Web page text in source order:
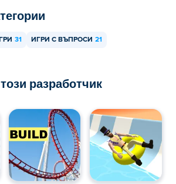
31 ИГРИ С ВЪПРОСИ 21
разработчик